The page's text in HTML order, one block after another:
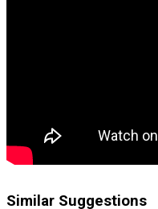
Similar Suggestions